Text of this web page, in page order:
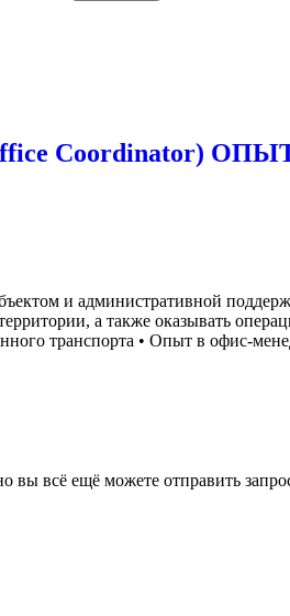
Coordinator)
и административной
а также оказывать
транспорта • Опыт в офис-
вы всё ещё можете отправить